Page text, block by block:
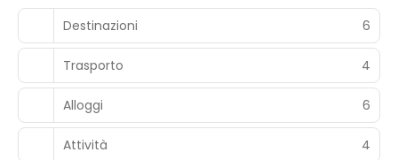
Destinazioni
6
Trasporto 4
Alloggi 6
Attività 4